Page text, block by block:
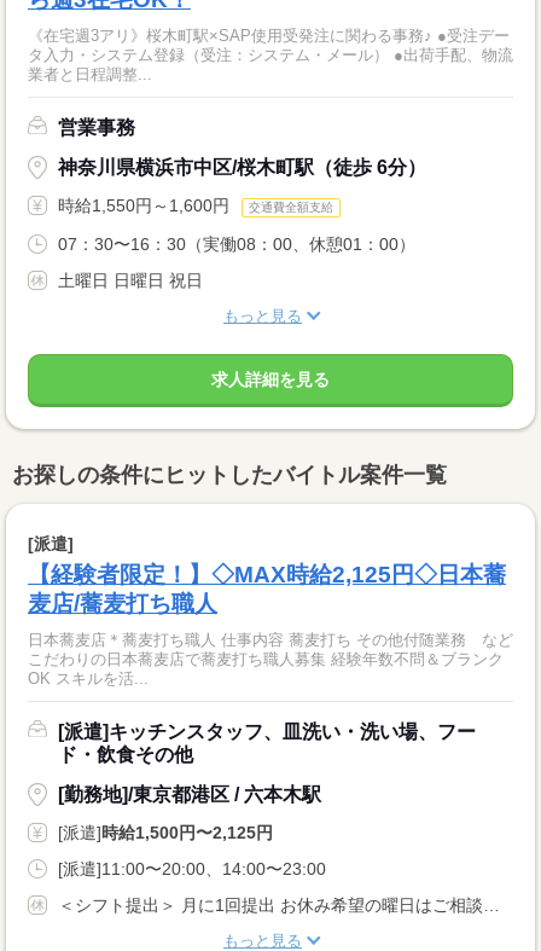
《在宅週3アリ》桜木町駅×SAP使用受発注に関わる事務♪ ●受注デー
タ入力・システム登録（受注：システム・メール） ●出荷手配、物流
業者と日程調整...
営業事務
神奈川県横浜市中区/桜木町駅（徒歩 6分）
時給1,550円～1,600円 交通費全額支給
07：30〜16：30（実働08：00、休憩01：00）
土曜日 日曜日 祝日
もっと見る
求人詳細を見る
お探しの条件にヒットしたバイトル案件一覧
[派遣]
【経験者限定！】◇MAX時給2,125円◇日本蕎
麦店/蕎麦打ち職人
日本蕎麦店＊蕎麦打ち職人 仕事内容 蕎麦打ち その他付随業務 など
こだわりの日本蕎麦店で蕎麦打ち職人募集 経験年数不問＆ブランク
OK スキルを活...
[派遣]キッチンスタッフ、皿洗い・洗い場、フー
ド・飲食その他
[勤務地]/東京都港区 / 六本木駅
[派遣]時給1,500円〜2,125円
[派遣]11:00〜20:00、14:00〜23:00
もっと見る